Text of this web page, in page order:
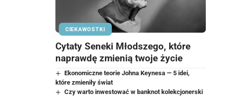
CIEKAWOSTKI
Cytaty Seneki Młodszego, które
naprawdę zmienią twoje życie
Ekonomiczne teorie Johna Keynesa — 5 idei,
które zmieniły świat
Czy warto inwestować w banknot kolekcjonerski